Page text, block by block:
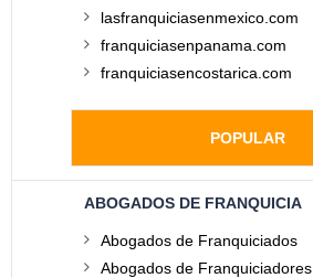
lasfranquiciasenmexico.com
franquiciasenpanama.com
franquiciasencostarica.com
POPULAR
ABOGADOS DE FRANQUICIA
Abogados de Franquiciados
Abogados de Franquiciadores